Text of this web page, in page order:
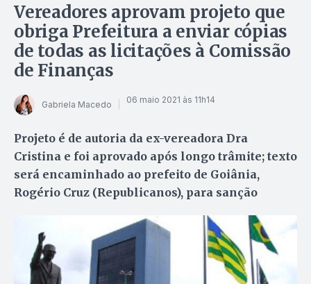
Vereadores aprovam projeto que
obriga Prefeitura a enviar cópias
de todas as licitações à Comissão
de Finanças
Gabriela Macedo 06 maio 2021 às 11h14
Projeto é de autoria da ex-vereadora Dra
Cristina e foi aprovado após longo trâmite; texto
será encaminhado ao prefeito de Goiânia,
Rogério Cruz (Republicanos), para sanção